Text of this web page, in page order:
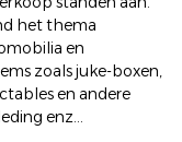
het thema
en
zoals juke-boxen,
en andere
enz...